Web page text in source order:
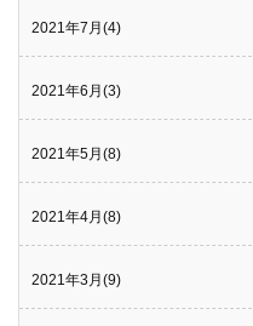
2021年7月(4)
2021年6月(3)
2021年5月(8)
2021年4月(8)
2021年3月(9)